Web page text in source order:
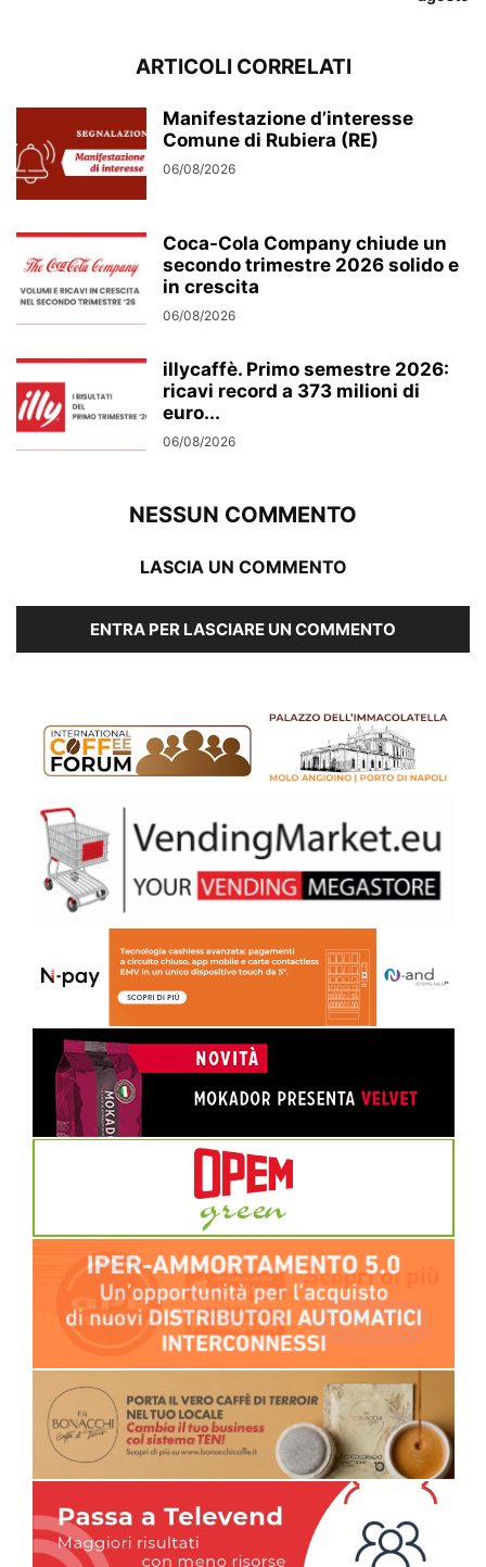
ARTICOLI CORRELATI
Manifestazione d’interesse
Comune di Rubiera (RE)
06/08/2026
Coca-Cola Company chiude un
secondo trimestre 2026 solido e
in crescita
06/08/2026
illycaffè. Primo semestre 2026:
ricavi record a 373 milioni di
euro...
06/08/2026
NESSUN COMMENTO
LASCIA UN COMMENTO
ENTRA PER LASCIARE UN COMMENTO